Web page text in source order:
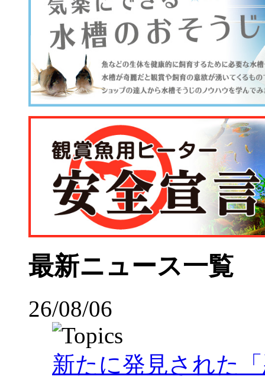
最新ニュース一覧
26/08/06
新たに発見された